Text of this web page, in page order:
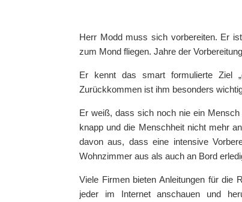
Herr Modd muss sich vorbereiten. Er
zum Mond fliegen. Jahre der
Er kennt das smart formulierte Ziel
Zurückkommen ist ihm besonders
Er weiß, dass sich noch nie ein
knapp und die Menschheit nicht mehr
davon aus, dass eine intensive
Wohnzimmer aus als auch an Bord
Viele Firmen bieten Anleitungen für die
jeder im Internet anschauen und